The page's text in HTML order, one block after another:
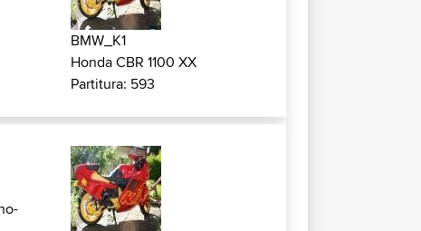
BMW_K1
Honda CBR 1100 XX
Partitura: 593